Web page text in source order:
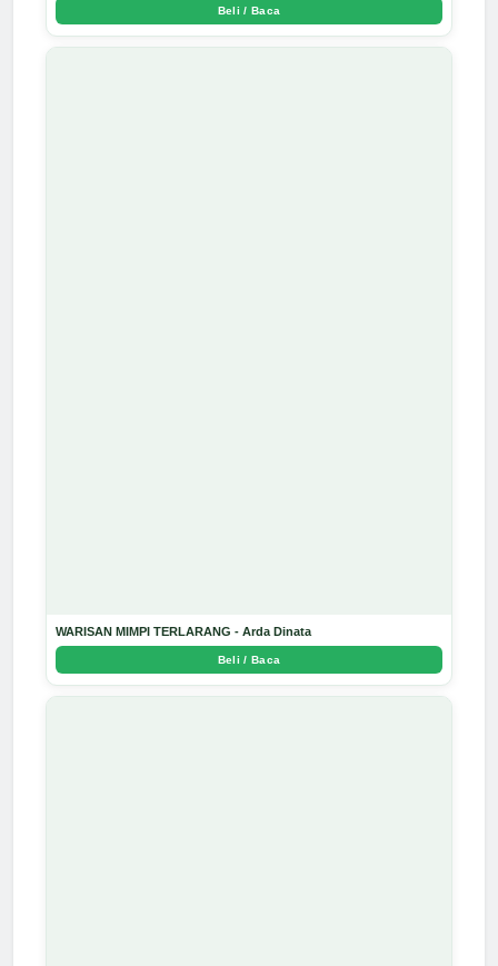
Beli / Baca
WARISAN MIMPI TERLARANG - Arda Dinata
Beli / Baca